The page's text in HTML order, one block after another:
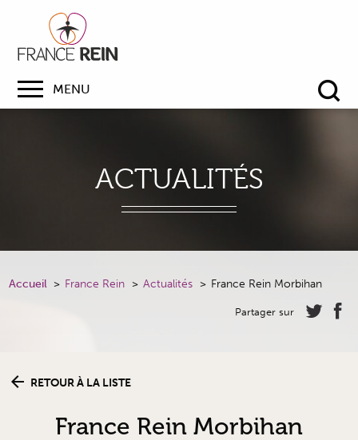
MENU
ACTUALITÉS
Accueil France Rein Actualités France Rein Morbihan
Partager sur
RETOUR À LA LISTE
France Rein Morbihan